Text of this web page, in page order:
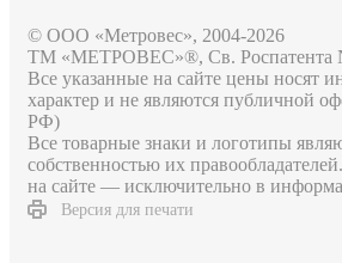
© ООО «Метровес», 2004-2026
ТМ «МЕТРОВЕС»®, Св. Роспатента
Все указанные на сайте цены носят
характер и не являются публичной
РФ)
Все товарные знаки и логотипы
собственностью их
на сайте — исключительно в
Версия для печати